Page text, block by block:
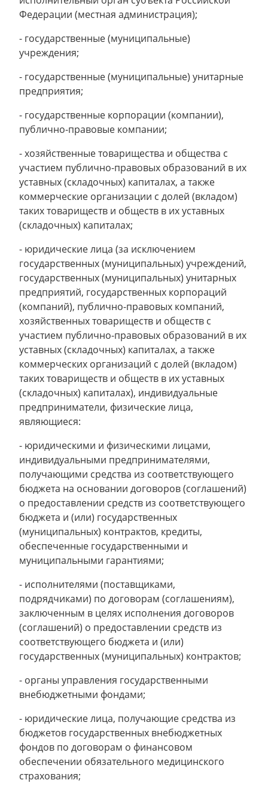
Федерации (местная администрация);
- государственные (муниципальные)
учреждения;
- государственные (муниципальные) унитарные
предприятия;
- государственные корпорации (компании),
публично-правовые компании;
- хозяйственные товарищества и общества с
участием публично-правовых образований в их
уставных (складочных) капиталах, а также
коммерческие организации с долей (вкладом)
таких товариществ и обществ в их уставных
(складочных) капиталах;
- юридические лица (за исключением
государственных (муниципальных) учреждений,
государственных (муниципальных) унитарных
предприятий, государственных корпораций
(компаний), публично-правовых компаний,
хозяйственных товариществ и обществ с
участием публично-правовых образований в их
уставных (складочных) капиталах, а также
коммерческих организаций с долей (вкладом)
таких товариществ и обществ в их уставных
(складочных) капиталах), индивидуальные
предприниматели, физические лица,
являющиеся:
- юридическими и физическими лицами,
индивидуальными предпринимателями,
получающими средства из соответствующего
бюджета на основании договоров (соглашений)
о предоставлении средств из соответствующего
бюджета и (или) государственных
(муниципальных) контрактов, кредиты,
обеспеченные государственными и
муниципальными гарантиями;
- исполнителями (поставщиками,
подрядчиками) по договорам (соглашениям),
заключенным в целях исполнения договоров
(соглашений) о предоставлении средств из
соответствующего бюджета и (или)
государственных (муниципальных) контрактов;
- органы управления государственными
внебюджетными фондами;
- юридические лица, получающие средства из
бюджетов государственных внебюджетных
фондов по договорам о финансовом
обеспечении обязательного медицинского
страхования;